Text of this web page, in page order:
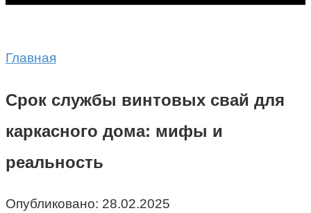
Главная
Срок службы винтовых свай для
каркасного дома: мифы и
реальность
Опубликовано: 28.02.2025